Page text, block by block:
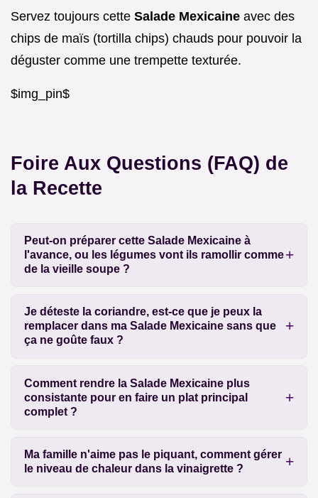
Servez toujours cette Salade Mexicaine avec des
chips de maïs (tortilla chips) chauds pour pouvoir la
déguster comme une trempette texturée.
$img_pin$
Foire Aux Questions (FAQ) de
la Recette
Peut-on préparer cette Salade Mexicaine à
l'avance, ou les légumes vont ils ramollir comme
de la vieille soupe ?
Je déteste la coriandre, est-ce que je peux la
remplacer dans ma Salade Mexicaine sans que
ça ne goûte faux ?
Comment rendre la Salade Mexicaine plus
consistante pour en faire un plat principal
complet ?
Ma famille n'aime pas le piquant, comment gérer
le niveau de chaleur dans la vinaigrette ?